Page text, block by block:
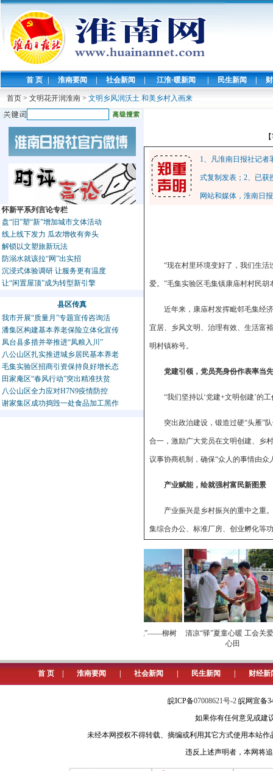
首 页 | 淮南要闻 | 社会新闻 | 江淮·暖新闻 | 民生新闻 |
首页 > 文明花开润淮南 > 文明乡风润沃土 和美乡村入画来
怀新平系列言论专栏
盘“旧”塑“新”增加城市文体活动
线上线下发力 瓜农增收有奔头
解锁以文塑旅新玩法
防溺水就该拉“网”出实招
沉浸式体验调研 让服务更有温度
让“闲置屋顶”成为转型新引擎
县区传真
我市开展“质量月”专题宣传咨询活
潘集区构建基本养老保险立体化宣传
凤台县多措并举推进“凤粮入川”
八公山区扎实推进城乡居民基本养老
毛集实验区招商引资保持良好增长态
田家庵区“春风行动”突出精准扶贫
八公山区全力应对H7N9疫情防控
谢家集区成功捣毁一处食品加工黑作
1、凡淮南日报社记
式复制发表；2、已获
网站和媒体，淮南日
“现在村里环境变好了，我们生
爱。”毛集实验区毛集镇康庙村村民
近年来，康庙村发挥毗邻毛集经
宜居、乡风文明、治理有效、生活富
明村镇称号。
党建引领，党员亮身份作表率当
“我们坚持以‘党建+文明创建’的
突出政治建设，锻造过硬“头雁”
合一，激励广大党员在文明创建、乡
议事协商机制，确保“众人的事情由众
产业赋能，绘就强村富民新图景
产业振兴是乡村振兴的重中之重
集综合办公、标准厂房、创业孵化等
筑巢引凤激活“一池春水”，投
造有限公司等优质企业入驻，每年为
米标准化厂房及配套设施，预计年增
型农业经营主体，鼓励村民发展特色
让“人人有事做、家家有收入”的共同
规划先行、生态塑形、文化铸
乡村建设规划，确保设计有灵魂、建
升通行能力；重拳整治宅前屋后“脏
化美化，巧设“微空间”、精造“微景观
立秋与淮南“树代”——柳树
清凉“驿”夏童心暖 工会关爱润
心田
首 页 淮南要闻 社会新闻 民生新闻 财经新
皖ICP备07008621号-2 皖网宣备
如果你有任何意见或建
未经本网授权不得转载、摘编或利用其它方式使用本站
违反上述声明者，本网将